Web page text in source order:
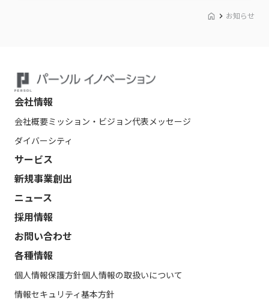
お知らせ
会社情報
会社概要ミッション・ビジョン代表メッセージ
ダイバーシティ
サービス
新規事業創出
ニュース
採用情報
お問い合わせ
各種情報
個人情報保護方針個人情報の取扱いについて
情報セキュリティ基本方針